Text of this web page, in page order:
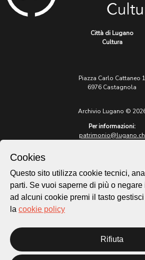
Città di Lugano
Cultura
Piazza Carlo Cattaneo 1
6976 Castagnola
Archivio Lugano ©
Per informazioni:
patrimonio@lugano.ch
lugano.ch
Cookie policy
Homepage
Temi
Mappa
Cookies
Questo sito utilizza cookie tecnici,
parti. Se vuoi saperne di più o
ad alcuni cookie premi il tasto
la cookie policy
Rifiuta